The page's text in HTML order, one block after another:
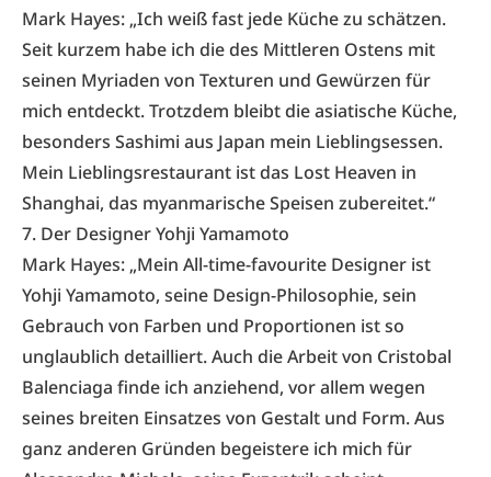
Mark Hayes: „Ich weiß fast jede Küche zu schätzen.
Seit kurzem habe ich die des Mittleren Ostens mit
seinen Myriaden von Texturen und Gewürzen für
mich entdeckt. Trotzdem bleibt die asiatische Küche,
besonders Sashimi aus Japan mein Lieblingsessen.
Mein Lieblingsrestaurant ist das Lost Heaven in
Shanghai, das myanmarische Speisen zubereitet.“
7. Der Designer Yohji Yamamoto
Mark Hayes: „Mein All-time-favourite Designer ist
Yohji Yamamoto, seine Design-Philosophie, sein
Gebrauch von Farben und Proportionen ist so
unglaublich detailliert. Auch die Arbeit von Cristobal
Balenciaga finde ich anziehend, vor allem wegen
seines breiten Einsatzes von Gestalt und Form. Aus
ganz anderen Gründen begeistere ich mich für